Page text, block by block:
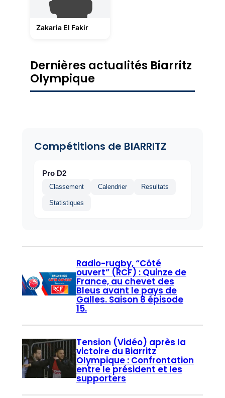
Zakaria El Fakir
Dernières actualités Biarritz
Olympique
Compétitions de BIARRITZ
Pro D2
Classement Calendrier Resultats
Statistiques
Radio-rugby, “Côté
ouvert” (RCF) : Quinze de
France, au chevet des
Bleus avant le pays de
Galles. Saison 8 épisode
15.
Tension (Vidéo) après la
victoire du Biarritz
Olympique : Confrontation
entre le président et les
supporters